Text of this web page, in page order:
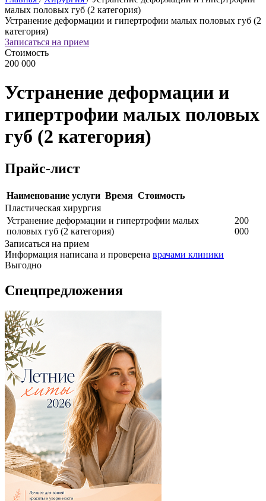
малых половых губ (2 категория)
Устранение деформации и гипертрофии малых половых губ (2
категория)
Записаться на прием
Стоимость
200 000
Устранение деформации и
гипертрофии малых половых
губ (2 категория)
Прайс-лист
Наименование услуги Время Стоимость
Пластическая хирургия
Устранение деформации и гипертрофии малых
половых губ (2 категория)
200
000
Записаться на прием
Информация написана и проверена врачами клиники
Выгодно
Спецпредложения